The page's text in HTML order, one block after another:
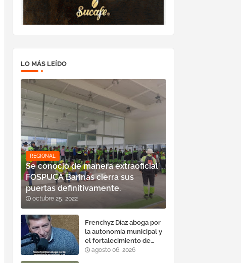
LO MÁS LEÍDO
REGIONAL
Se conoció de manera extraoficial
FOSPUCA Barinas cierra sus
puertas definitivamente.
octubre 25, 2022
Frenchyz Díaz aboga por
la autonomía municipal y
el fortalecimiento de
servicios públicos
agosto 06, 2026